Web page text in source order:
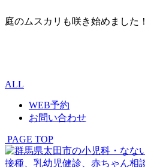
庭のムスカリも咲き始めました！
ALL
WEB予約
お問い合わせ
PAGE TOP